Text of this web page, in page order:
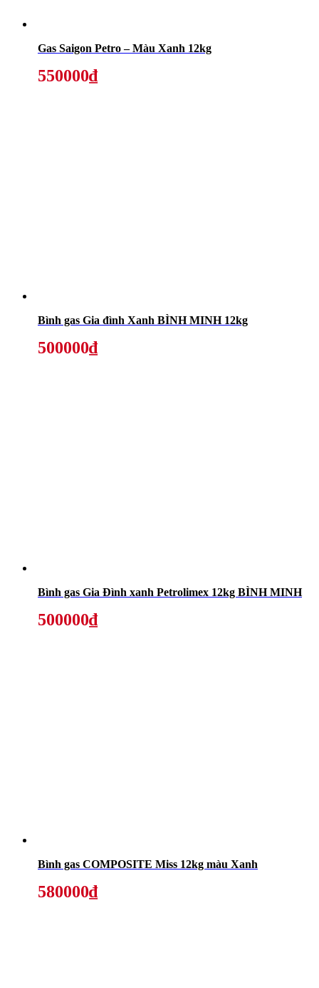
Gas Saigon Petro – Màu Xanh 12kg
550000₫
Bình gas Gia đình Xanh BÌNH MINH 12kg
500000₫
Bình gas Gia Đình xanh Petrolimex 12kg BÌNH MINH
500000₫
Bình gas COMPOSITE Miss 12kg màu Xanh
580000₫